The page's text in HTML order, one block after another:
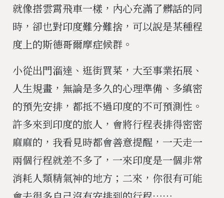
就像搭雲霄飛車一樣，內心充滿了髒話的同
時，卻也對印度難分難捨，可以說是某種程
度上的斯德哥爾摩症候群。
小從出門溜達、逛街買菜，大至事業拓展、
人生規畫，無論是多久的心理準備、多縝密
的預先安排，都抵不過印度的不可預測性。
許多來到印度的旅人，會將行程表排得密密
麻麻的，我看見時都會善意提醒，一天走一
兩個行程就差不多了，一來印度是一個非常
消耗人類精氣神的地方；二來，你很有可能